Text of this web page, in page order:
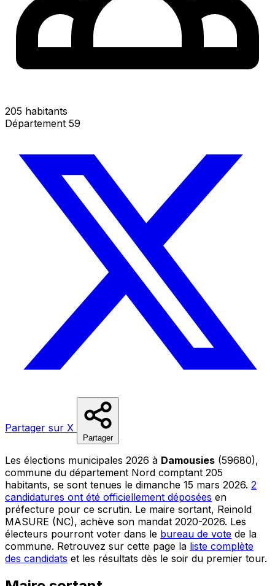
205 habitants
Département 59
Partager sur X
Partager
Les élections municipales 2026 à Damousies (59680),
commune du département Nord comptant 205
habitants, se sont tenues le dimanche 15 mars 2026. 2
candidatures ont été officiellement déposées en
préfecture pour ce scrutin. Le maire sortant, Reinold
MASURE (NC), achève son mandat 2020-2026. Les
électeurs pourront voter dans le bureau de vote de la
commune. Retrouvez sur cette page la liste complète
des candidats et les résultats dès le soir du premier tour.